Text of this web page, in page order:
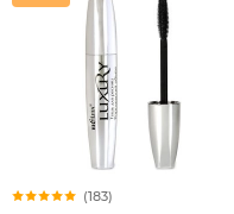
(183)